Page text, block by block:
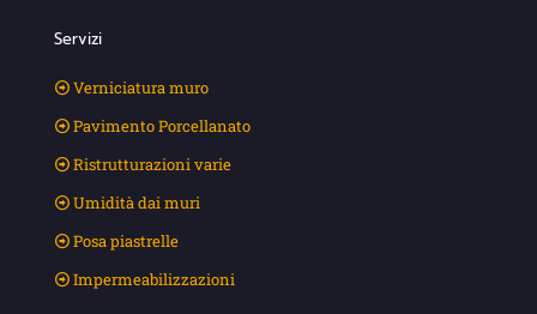
Servizi
Verniciatura muro
Pavimento Porcellanato
Ristrutturazioni varie
Umidità dai muri
Posa piastrelle
Impermeabilizzazioni